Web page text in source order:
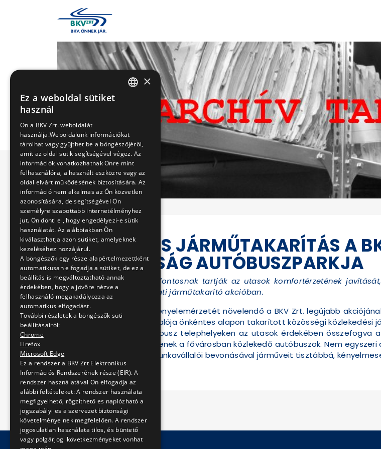
ÖNKÉNTES JÁRMŰTAKARÍTÁS A
A TÁRSASÁG AUTÓBUSZPARKJA
A BKV Zrt. dolgozói fontosnak tartják az utasok komfortérzetének
meghirdetett szombati járműtakarító akcióban.
Az utazóközönség kényelemérzetét növelendő a BKV Zrt. legújabb
több száz munkavállalója önkéntes alapon takarított közösségi közlekedési
és a kelenföldi autóbusz telephelyeken az utasok érdekében
által tisztábbak legyenek a fővárosban közlekedő autóbuszok. Nem
is készül önkéntes munkavállalói bevonásával járműveit tisztábbá,
×
Ez a weboldal sütiket
használ
Ön a BKV Zrt. weboldalát
használja.Weboldalunk információkat
tárolhat vagy gyűjthet be a böngészőjéről,
amit az oldal sütik segítségével végez. Az
információk vonatkozhatnak Önre mint
felhasználóra, a használt eszközre vagy az
oldal elvárt működésének biztosítására. Az
információ nem alkalmas az Ön közvetlen
azonosítására, de segítségével Ön
személyre szabottabb internetélményhez
jut. Ön dönti el, hogy engedélyezi-e sütik
használatát. Az alábbiakban Ön
kiválaszthatja azon sütiket, amelyeknek
kezeléséhez hozzájárul.
A böngészők egy része alapértelmezettként
automatikusan elfogadja a sütiket, de ez a
beállítás is megváltoztatható annak
érdekében, hogy a jövőre nézve a
felhasználó megakadályozza az
automatikus elfogadást.
További részletek a böngészők süti
beállításairól:
Chrome
Firefox
Microsoft Edge
Ez a rendszer a BKV Zrt Elektronikus
Információs Rendszerének része (EIR). A
rendszer használatával Ön elfogadja az
alábbi feltételeket: A rendszer használata
megfigyelhető, rögzithető es naplózható a
jogszabályi es a szervezet biztonsági
követelményeinek megfelelően. A rendszer
jogosulatlan használata tilos, és büntető
vagy polgárjogi következményeket vonhat